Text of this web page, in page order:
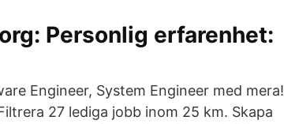
Personlig erfarenhet:
Engineer, System Engineer med mera!
27 lediga jobb inom 25 km. Skapa